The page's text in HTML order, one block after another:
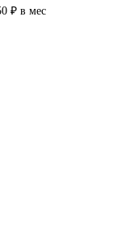
₽ в мес